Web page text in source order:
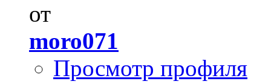
от
moro071
Просмотр профиля